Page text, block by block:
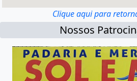
Clique aqui para
Nossos